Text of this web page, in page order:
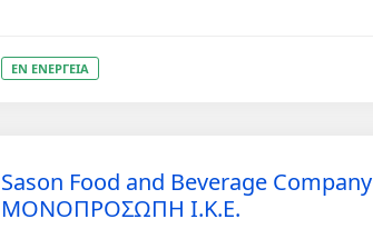
ΕΝ ΕΝΕΡΓΕΙΑ
Sason Food and Beverage Company
ΜΟΝΟΠΡΟΣΩΠΗ Ι.Κ.Ε.